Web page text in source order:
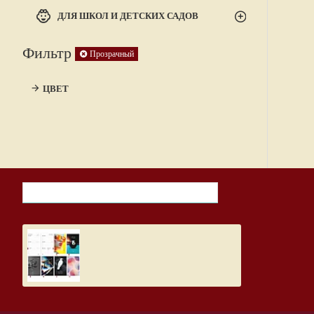
ДЛЯ ШКОЛ И ДЕТСКИХ САДОВ
Фильтр Прозрачный
ЦВЕТ